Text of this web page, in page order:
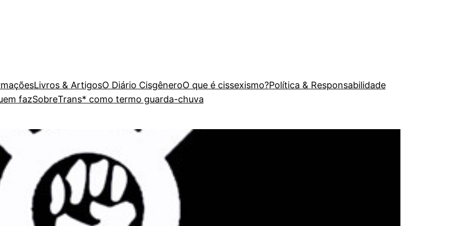
Livros & ArtigosO Diário CisgêneroO que é cissexismo?Política & Responsabilidade
fazSobreTrans* como termo guarda-chuva